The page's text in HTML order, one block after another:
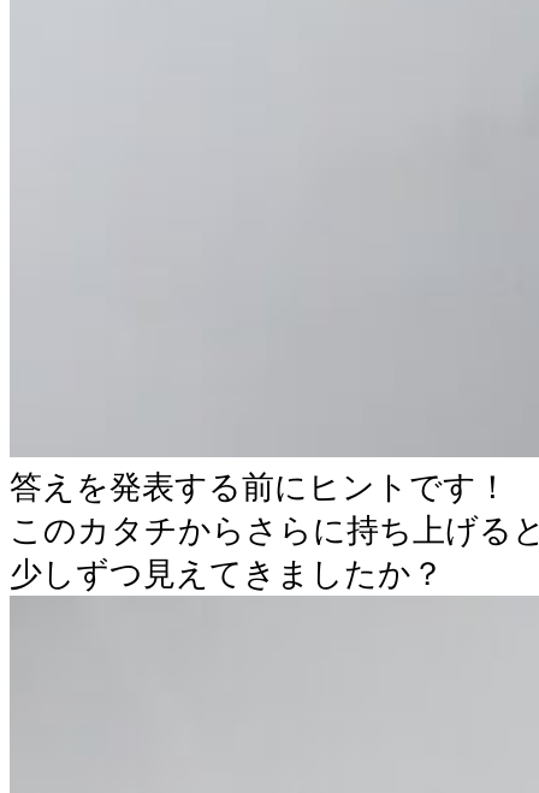
答えを発表する前にヒントです！
このカタチからさらに持ち上げる
少しずつ見えてきましたか？